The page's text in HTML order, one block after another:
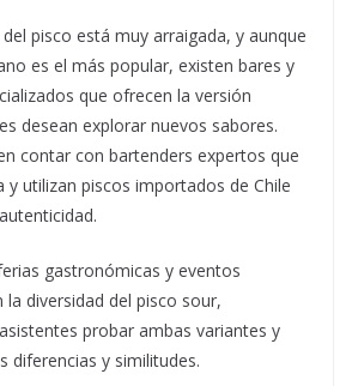
pisco está muy arraigada, y aunque
es el más popular, existen bares y
que ofrecen la versión
desean explorar nuevos sabores.
contar con bartenders expertos que
y utilizan piscos importados de Chile
gastronómicas y eventos
la diversidad del pisco sour,
probar ambas variantes y
diferencias y similitudes.